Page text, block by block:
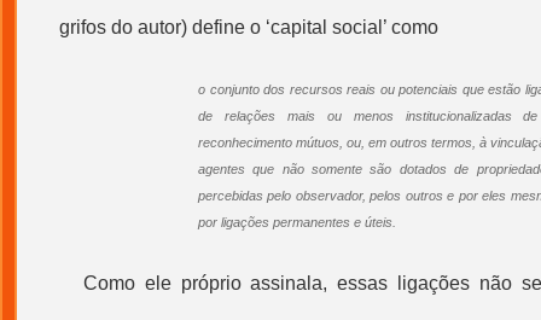
grifos do autor) define o ‘capital social ’ como
o conjunto dos recursos reais ou potenciais que estão
de relações mais ou menos institucionalizadas
reconhecimento mútuos, ou, em outros termos, à
agentes que não somente são dotados de
percebidas pelo observador, pelos outros e por eles
por ligações permanentes e úteis.
Como ele próprio assinala, essas ligações não